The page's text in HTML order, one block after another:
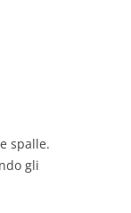
spalle.
gli